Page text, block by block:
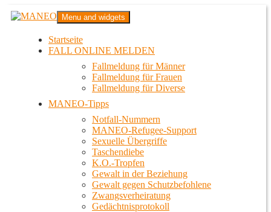
Zum
InhaltMANEO
Das schwule Anti-Gewalt-Projekt in Berlin
Menu and widgets
Startseite
FALL ONLINE MELDEN
Fallmeldung für Männer
Fallmeldung für Frauen
Fallmeldung für Diverse
MANEO-Tipps
Notfall-Nummern
MANEO-Refugee-Support
Sexuelle Übergriffe
Taschendiebe
K.O.-Tropfen
Gewalt in der Beziehung
Gewalt gegen Schutzbefohlene
Zwangsverheiratung
Gedächtnisprotokoll